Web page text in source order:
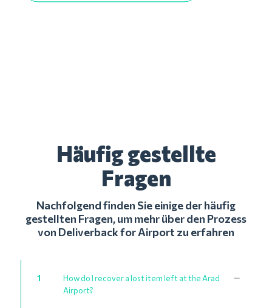
Häufig gestellte
Fragen
Nachfolgend finden Sie einige der häufig
gestellten Fragen, um mehr über den Prozess
von Deliverback for Airport zu erfahren
1
How do I recover a lost item left at the Arad
Airport?